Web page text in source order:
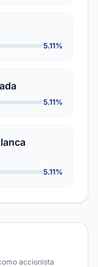
5.11%
5.11%
5.11%
accionista